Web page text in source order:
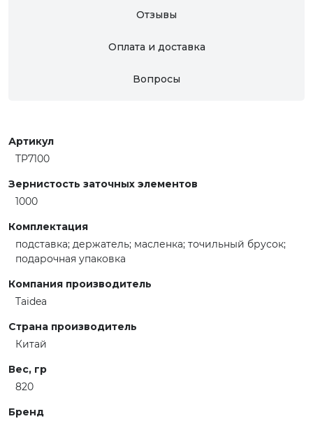
Отзывы
Оплата и доставка
Вопросы
Артикул
TP7100
Зернистость заточных элементов
1000
Комплектация
подставка; держатель; масленка; точильный брусок;
подарочная упаковка
Компания производитель
Taidea
Страна производитель
Китай
Вес, гр
820
Бренд